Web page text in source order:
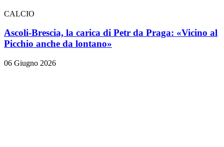
CALCIO
Ascoli-Brescia, la carica di Petr da Praga: «Vicino al
Picchio anche da lontano»
06 Giugno 2026